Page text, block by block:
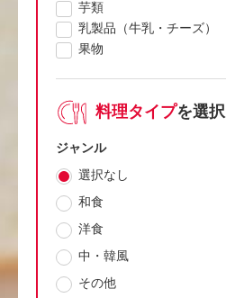
芋類
乳製品（牛乳・チーズ）
果物
料理タイプを選択
ジャンル
選択なし
和食
洋食
中・韓風
その他